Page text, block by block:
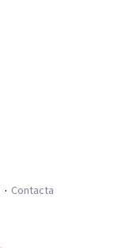
Contacta